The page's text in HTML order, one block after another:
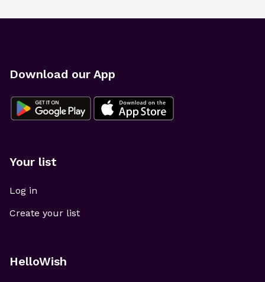
Download our App
Your list
Log in
Create your list
HelloWish